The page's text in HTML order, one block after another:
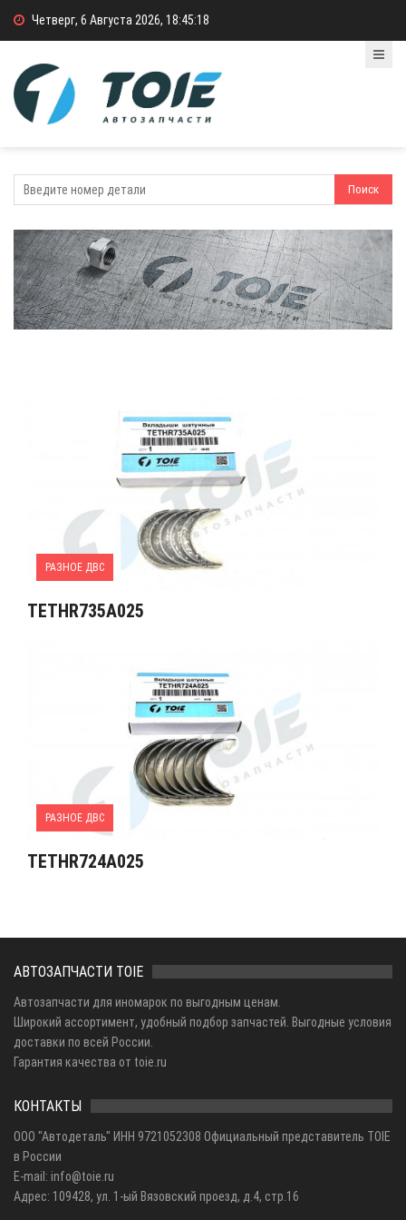
Четверг, 6 Августа 2026, 18:45:18
РАЗНОЕ ДВС
TETHR735A025
РАЗНОЕ ДВС
TETHR724A025
АВТОЗАПЧАСТИ TOIE
Автозапчасти для иномарок по выгодным ценам.
Широкий ассортимент, удобный подбор запчастей. Выгодные условия
доставки по всей России.
Гарантия качества от toie.ru
КОНТАКТЫ
ООО "Автодеталь" ИНН 9721052308 Официальный представитель TOIE
в России
E-mail: info@toie.ru
Адрес: 109428, ул. 1-ый Вязовский проезд, д.4, стр.16